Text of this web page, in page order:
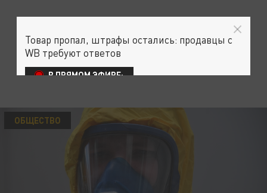
ОБЩЕСТВО
Товар пропал, штрафы остались: продавцы с
WB требуют ответов
В ПРЯМОМ ЭФИРЕ: